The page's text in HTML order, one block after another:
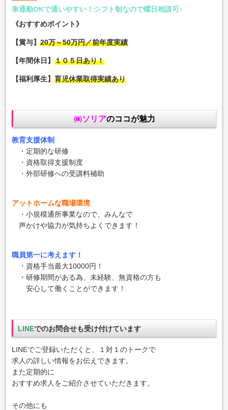
車通勤OKで通いやすい！シフト制なので曜日相談可♪
《おすすめポイント》
【賞与】20万～50万円／前年度実績
【年間休日】１０５日あり！
【福利厚生】育児休業取得実績あり
㈱ソリアのココが魅力
教育支援体制
・定期的な研修
・資格取得支援制度
・外部研修への受講料補助
アットホームな職場環境
・小規模通所事業なので、みんなで
声かけや協力が気持ちよくできます！
職員第一に考えます！
・資格手当最大10000円！
・研修期間がある為、未経験、無資格の方も
安心して働くことができます！
LINEでのお問合せも受け付けています
LINEでご登録いただくと、１対１のトークで
求人の詳しい情報をお伝えできます。
また定期的に
おすすめ求人をご紹介させていただきます。
その他にも